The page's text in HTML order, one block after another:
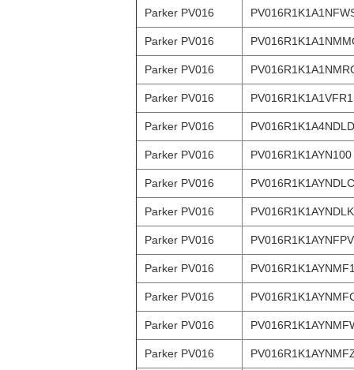
Parker PV016
Parker PV016
Parker PV016
Parker PV016 PV016R1K1A1VFR1
Parker PV016 PV016R1K1A4NDLD
Parker PV016 PV016R1K1AYN100
Parker PV016 PV016R1K1AYNDLC
Parker PV016 PV016R1K1AYNDLK
Parker PV016 PV016R1K1AYNFPV
Parker PV016 PV016R1K1AYNMF1
Parker PV016
Parker PV016
Parker PV016